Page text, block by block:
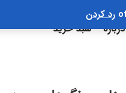
رد کردن
درباره سبد خرید